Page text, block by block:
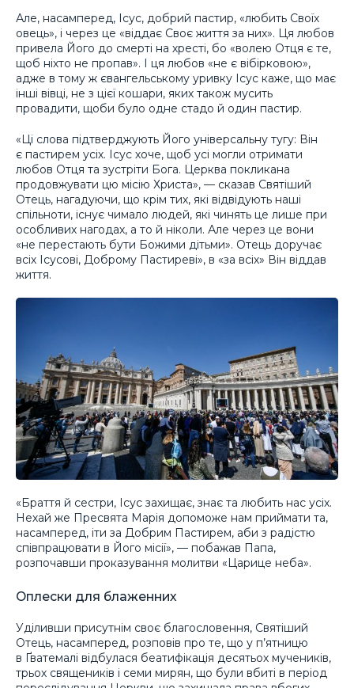
Але, насамперед, Ісус, добрий пастир, «любить Своїх
овець», і через це «віддає Своє життя за них». Ця любов
привела Його до смерті на хресті, бо «волею Отця є те,
щоб ніхто не пропав». І ця любов «не є вібірковою»,
адже в тому ж євангельському уривку Ісус каже, що має
інші вівці, не з цієї кошари, яких також мусить
провадити, щоби було одне стадо й один пастир.
«Ці слова підтверджують Його універсальну тугу: Він
є пастирем усіх. Ісус хоче, щоб усі могли отримати
любов Отця та зустріти Бога. Церква покликана
продовжувати цю місію Христа», — сказав Святіший
Отець, нагадуючи, що крім тих, які відвідують наші
спільноти, існує чимало людей, які чинять це лише при
особливих нагодах, а то й ніколи. Але через це вони
«не перестають бути Божими дітьми». Отець доручає
всіх Ісусові, Доброму Пастиреві», в «за всіх» Він віддав
життя.
«Браття й сестри, Ісус захищає, знає та любить нас усіх.
Нехай же Пресвята Марія допоможе нам приймати та,
насамперед, іти за Добрим Пастирем, аби з радістю
співпрацювати в Його місії», — побажав Папа,
розпочавши проказування молитви «Царице неба».
Оплески для блаженних
Уділивши присутнім своє благословення, Святіший
Отець, насамперед, розповів про те, що у п’ятницю
в Ґватемалі відбулася беатифікація десятьох мучеників,
трьох священиків і семи мирян, що були вбиті в період